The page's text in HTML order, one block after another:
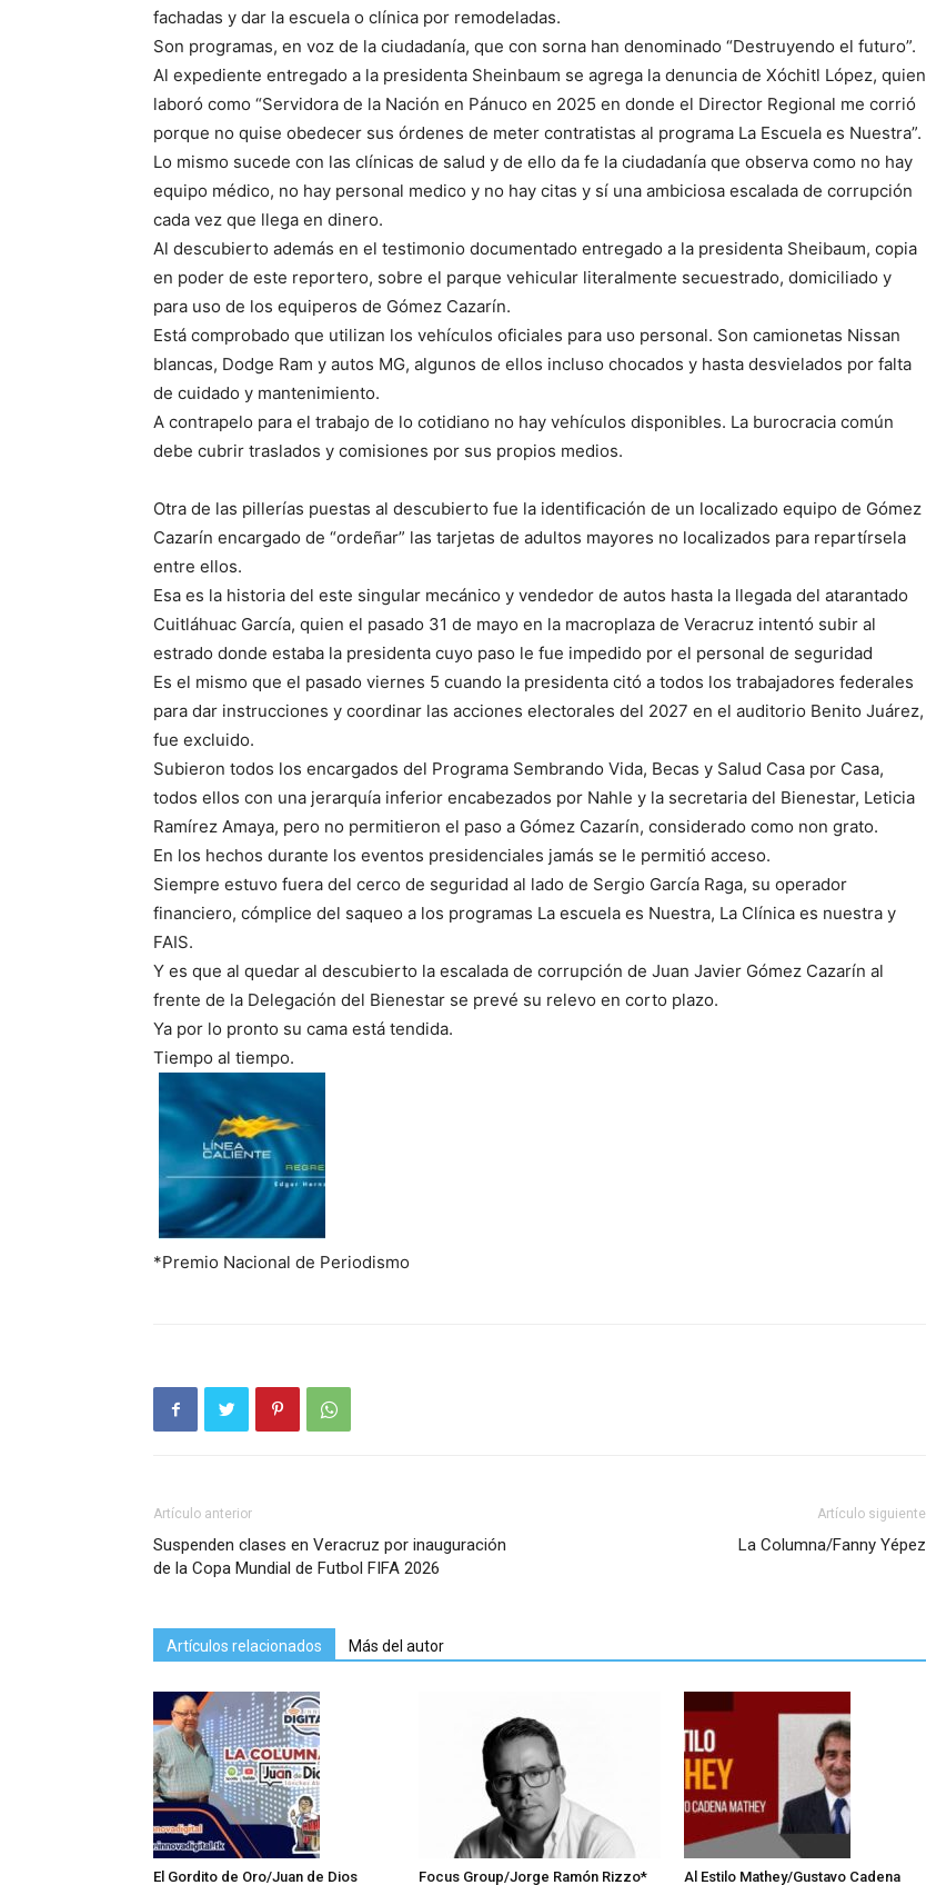
fachadas y dar la escuela o clínica por remodeladas.
Son programas, en voz de la ciudadanía, que con sorna han denominado “Destruyendo el futuro”.
Al expediente entregado a la presidenta Sheinbaum se agrega la denuncia de Xóchitl López, quien
laboró como “Servidora de la Nación en Pánuco en 2025 en donde el Director Regional me corrió
porque no quise obedecer sus órdenes de meter contratistas al programa La Escuela es Nuestra”.
Lo mismo sucede con las clínicas de salud y de ello da fe la ciudadanía que observa como no hay
equipo médico, no hay personal medico y no hay citas y sí una ambiciosa escalada de corrupción
cada vez que llega en dinero.
Al descubierto además en el testimonio documentado entregado a la presidenta Sheibaum, copia
en poder de este reportero, sobre el parque vehicular literalmente secuestrado, domiciliado y
para uso de los equiperos de Gómez Cazarín.
Está comprobado que utilizan los vehículos oficiales para uso personal. Son camionetas Nissan
blancas, Dodge Ram y autos MG, algunos de ellos incluso chocados y hasta desvielados por falta
de cuidado y mantenimiento.
A contrapelo para el trabajo de lo cotidiano no hay vehículos disponibles. La burocracia común
debe cubrir traslados y comisiones por sus propios medios.
Otra de las pillerías puestas al descubierto fue la identificación de un localizado equipo de Gómez
Cazarín encargado de “ordeñar” las tarjetas de adultos mayores no localizados para repartírsela
entre ellos.
Esa es la historia del este singular mecánico y vendedor de autos hasta la llegada del atarantado
Cuitláhuac García, quien el pasado 31 de mayo en la macroplaza de Veracruz intentó subir al
estrado donde estaba la presidenta cuyo paso le fue impedido por el personal de seguridad
Es el mismo que el pasado viernes 5 cuando la presidenta citó a todos los trabajadores federales
para dar instrucciones y coordinar las acciones electorales del 2027 en el auditorio Benito Juárez,
fue excluido.
Subieron todos los encargados del Programa Sembrando Vida, Becas y Salud Casa por Casa,
todos ellos con una jerarquía inferior encabezados por Nahle y la secretaria del Bienestar, Leticia
Ramírez Amaya, pero no permitieron el paso a Gómez Cazarín, considerado como non grato.
En los hechos durante los eventos presidenciales jamás se le permitió acceso.
Siempre estuvo fuera del cerco de seguridad al lado de Sergio García Raga, su operador
financiero, cómplice del saqueo a los programas La escuela es Nuestra, La Clínica es nuestra y
FAIS.
Y es que al quedar al descubierto la escalada de corrupción de Juan Javier Gómez Cazarín al
frente de la Delegación del Bienestar se prevé su relevo en corto plazo.
Ya por lo pronto su cama está tendida.
Tiempo al tiempo.
*Premio Nacional de Periodismo
Artículo anterior
Suspenden clases en Veracruz por inauguración
de la Copa Mundial de Futbol FIFA 2026
Artículo siguiente
La Columna/Fanny Yépez
Artículos relacionados Más del autor
El Gordito de Oro/Juan de Dios Focus Group/Jorge Ramón Rizzo* Al Estilo Mathey/Gustavo Cadena